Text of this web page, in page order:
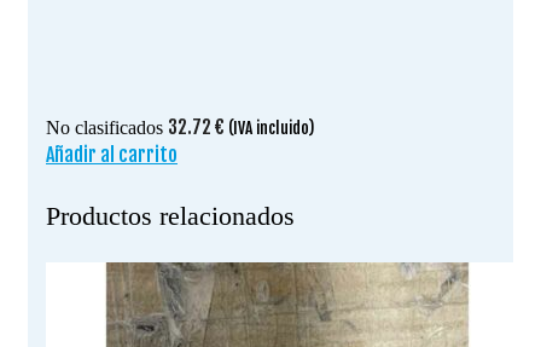
No clasificados 32.72 € (IVA incluido)
Añadir al carrito
Productos relacionados